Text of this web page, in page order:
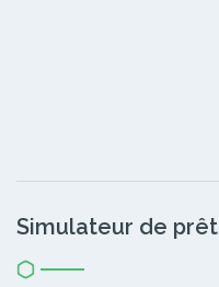
Simulateur de prêt